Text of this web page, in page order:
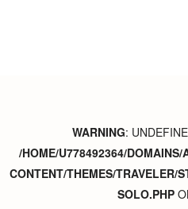
WARNING:
/HOME/U778492364/
CONTENT/THEMES/TRAVELER/
SOLO.PHP